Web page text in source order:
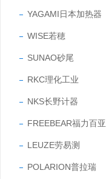
YAGAMI日本加热器
WISE若穂
SUNAO砂尾
RKC理化工业
NKS长野计器
FREEBEAR福力百亚
LEUZE劳易测
POLARION普拉瑞